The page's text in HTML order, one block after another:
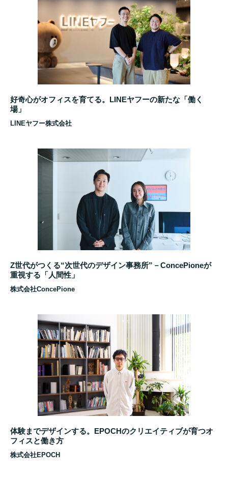
好奇心がオフィスを育てる。LINEヤフーの新たな「働く
場」
LINEヤフー株式会社
Z世代がつくる“次世代のデザイン事務所”－ConcePioneが
重視する「人間性」
株式会社ConcePione
体験までデザインする。EPOCHのクリエイティブが育つオ
フィスと働き方
株式会社EPOCH